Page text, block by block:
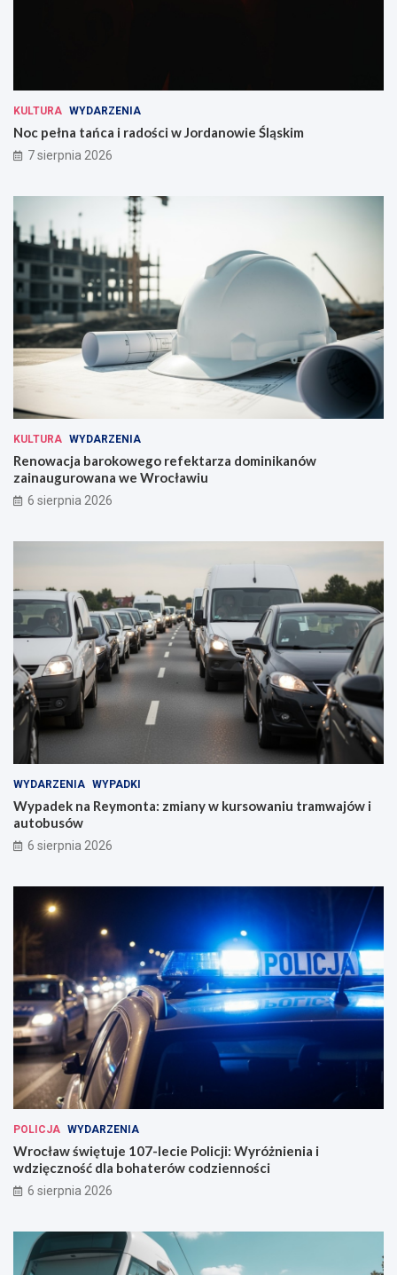
KULTURA WYDARZENIA
Noc pełna tańca i radości w Jordanowie Śląskim
7 sierpnia 2026
KULTURA WYDARZENIA
Renowacja barokowego refektarza dominikanów
zainaugurowana we Wrocławiu
6 sierpnia 2026
WYDARZENIA WYPADKI
Wypadek na Reymonta: zmiany w kursowaniu tramwajów i
autobusów
6 sierpnia 2026
POLICJA WYDARZENIA
Wrocław świętuje 107-lecie Policji: Wyróżnienia i
wdzięczność dla bohaterów codzienności
6 sierpnia 2026